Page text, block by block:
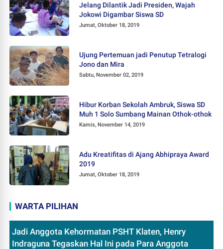
Jelang Dilantik Jadi Presiden, Wajah
Jokowi Digambar Siswa SD
Jumat, Oktober 18, 2019
Ujung Pertemuan jadi Penutup Tetralogi
Jono dan Mira
Sabtu, November 02, 2019
Hibur Korban Sekolah Ambruk, Siswa SD
Muh 1 Solo Sumbang Mainan Othok-othok
Kamis, November 14, 2019
Adu Kreatifitas di Ajang Abhipraya Award
2019
Jumat, Oktober 18, 2019
WARTA PILIHAN
Jadi Anggota Kehormatan PSHT Klaten, Henry
Indraguna Tegaskan Hal Ini pada Para Anggota